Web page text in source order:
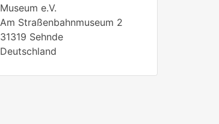
Museum e.V.
Am Straßenbahnmuseum 2
31319 Sehnde
Deutschland